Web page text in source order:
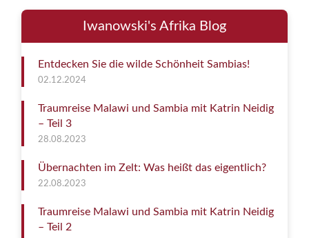
Iwanowski's Afrika Blog
Entdecken Sie die wilde Schönheit Sambias!
02.12.2024
Traumreise Malawi und Sambia mit Katrin Neidig
– Teil 3
28.08.2023
Übernachten im Zelt: Was heißt das eigentlich?
22.08.2023
Traumreise Malawi und Sambia mit Katrin Neidig
– Teil 2